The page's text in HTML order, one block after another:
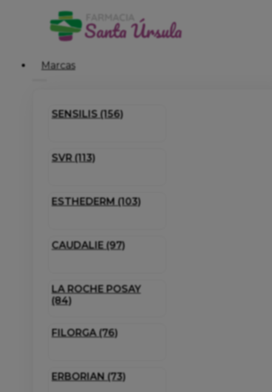
Marcas
SENSILIS (156)
SVR (113)
ESTHEDERM (103)
CAUDALIE (97)
LA ROCHE POSAY
(84)
FILORGA (76)
ERBORIAN (73)